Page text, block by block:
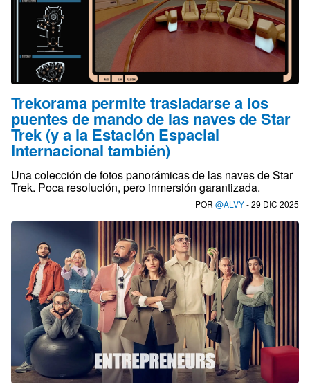
Trekorama permite trasladarse a los
puentes de mando de las naves de Star
Trek (y a la Estación Espacial
Internacional también)
Una colección de fotos panorámicas de las naves de Star
Trek. Poca resolución, pero inmersión garantizada.
POR @ALVY- 29 DIC 2025